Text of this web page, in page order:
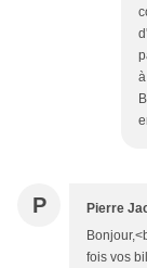
P Pierre
fois vos